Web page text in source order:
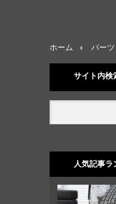
ホーム パー
サイト内検
人気記事ラ